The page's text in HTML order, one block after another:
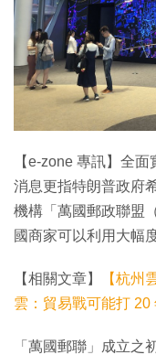
【e-zone 專訊】全
消息更指特朗普政府
機構「萬國郵政聯盟
國商家可以利用大幅
【相關文章】
【杭州
雲：貿易戰可能打 20
「萬國郵聯」成立之